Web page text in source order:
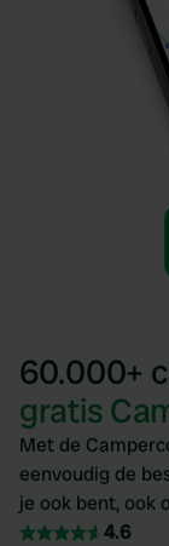
60.000+
gratis
Met de
eenvoudig de
je ook bent, ook
4.6